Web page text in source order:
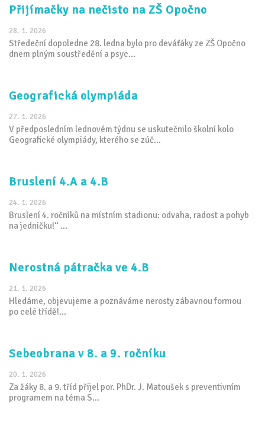
Přijímačky na nečisto na ZŠ Opočno
28. 1. 2026
Středeční dopoledne 28. ledna bylo pro deváťáky ze ZŠ Opočno
dnem plným soustředění a psyc...
Geografická olympiáda
27. 1. 2026
V předposledním lednovém týdnu se uskutečnilo školní kolo
Geografické olympiády, kterého se zúč...
Bruslení 4.A a 4.B
24. 1. 2026
Bruslení 4. ročníků na místním stadionu: odvaha, radost a pohyb
na jedničku!“ ...
Nerostná pátračka ve 4.B
21. 1. 2026
Hledáme, objevujeme a poznáváme nerosty zábavnou formou
po celé třídě!...
Sebeobrana v 8. a 9. ročníku
20. 1. 2026
Za žáky 8. a 9. tříd přijel por. PhDr. J. Matoušek s preventivním
programem na téma S...